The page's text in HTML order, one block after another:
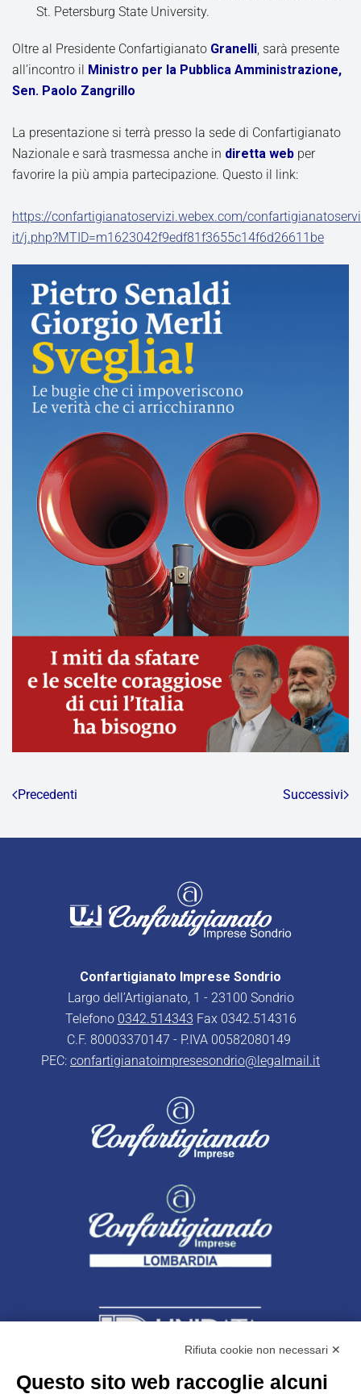
St. Petersburg State University.
Oltre al Presidente Confartigianato Granelli, sarà presente
all’incontro il Ministro per la Pubblica Amministrazione,
Sen. Paolo Zangrillo
La presentazione si terrà presso la sede di Confartigianato
Nazionale e sarà trasmessa anche in diretta web per
favorire la più ampia partecipazione. Questo il link:
https://confartigianatoservizi.webex.com/
it/j.php?MTID=m1623042f9edf81f3655c14f6d26611be
Precedenti Successivi
Confartigianato Imprese Sondrio
Largo dell’Artigianato, 1 - 23100 Sondrio
Telefono 0342.514343 Fax 0342.514316
C.F. 80003370147 - P.IVA 00582080149
PEC: confartigianatoimpresesondrio@legalmail.it
Rifiuta cookie non necessari ✕
Questo sito web raccoglie alcuni